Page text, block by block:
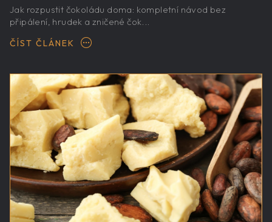
Jak rozpustit čokoládu doma: kompletní návod bez
připálení, hrudek a zničené čok...
ČÍST ČLÁNEK